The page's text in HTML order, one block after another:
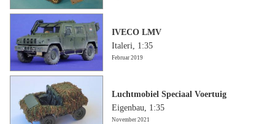
IVECO LMV
Italeri, 1:35
Februar 2019
Luchtmobiel Speciaal Voertuig
Eigenbau, 1:35
November 2021